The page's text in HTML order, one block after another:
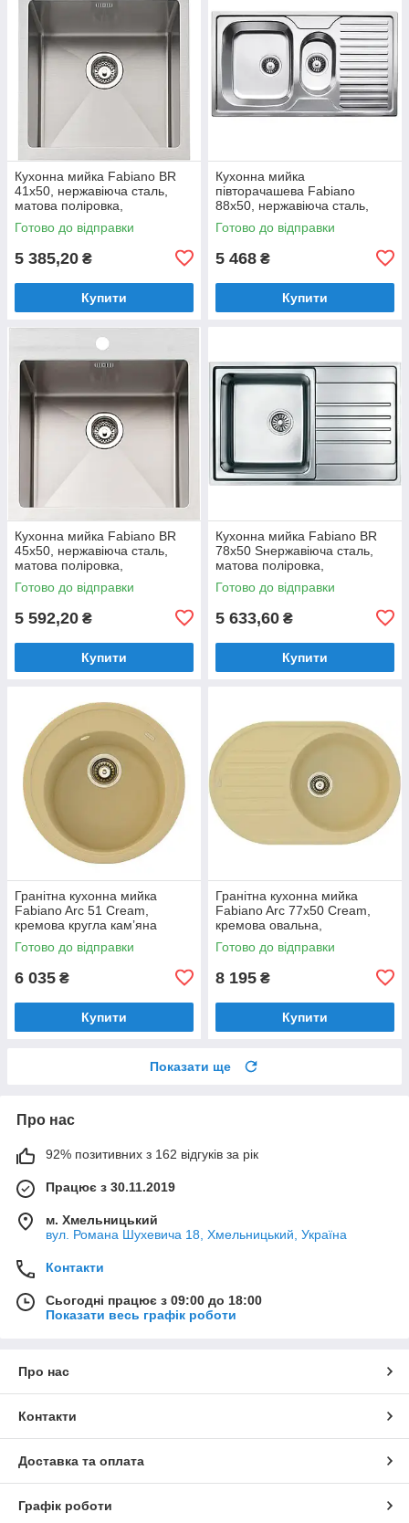
Кухонна мийка Fabiano BR
41x50, нержавіюча сталь,
матова поліровка,
одночашева без крила
(8213.401.0925)
Готово до відправки
5 385,20 ₴
Купити
Кухонна мийка
півторачашева Fabiano
88x50, нержавіюча сталь,
врізна, мікродекор
(8211.401.0449)
Готово до відправки
5 468 ₴
Купити
Кухонна мийка Fabiano BR
45x50, нержавіюча сталь,
матова поліровка,
одночашева без крила
(8213.401.0924)
Готово до відправки
5 592,20 ₴
Купити
Кухонна мийка Fabiano BR
78x50 Sнержавіюча сталь,
матова поліровка,
одночашева з крилом
(8213.401.0013)
Готово до відправки
5 633,60 ₴
Купити
Гранітна кухонна мийка
Fabiano Arc 51 Cream,
кремова кругла кам’яна
Готово до відправки
6 035 ₴
Купити
Гранітна кухонна мийка
Fabiano Arc 77x50 Cream,
кремова овальна,
одночашева з крилом
(8221.401.0468)
Готово до відправки
8 195 ₴
Купити
Показати ще
Про нас
92% позитивних з 162 відгуків за рік
Працює з 30.11.2019
м. Хмельницький
вул. Романа Шухевича 18, Хмельницький, Україна
Контакти
Сьогодні працює з 09:00 до 18:00
Показати весь графік роботи
Про нас
Контакти
Доставка та оплата
Графік роботи